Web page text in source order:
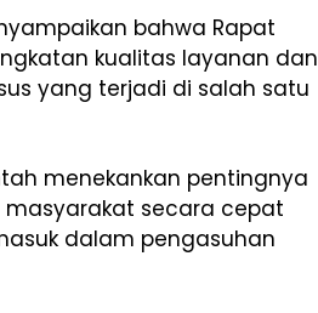
bahwa Rapat
kualitas layanan dan
yang terjadi di salah satu
menekankan pentingnya
secara cepat
dalam pengasuhan